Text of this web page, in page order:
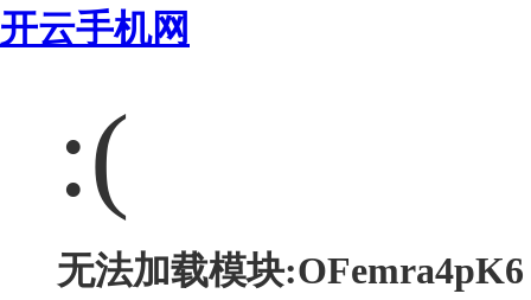
开云手机网
:(
无法加载模块:OFemra4pK6